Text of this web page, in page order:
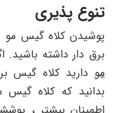
تنوع پذیری
پوشیدن کلاه گیس
برق دار داشته
مو دارید کلاه گیس
بدانید که کلاه